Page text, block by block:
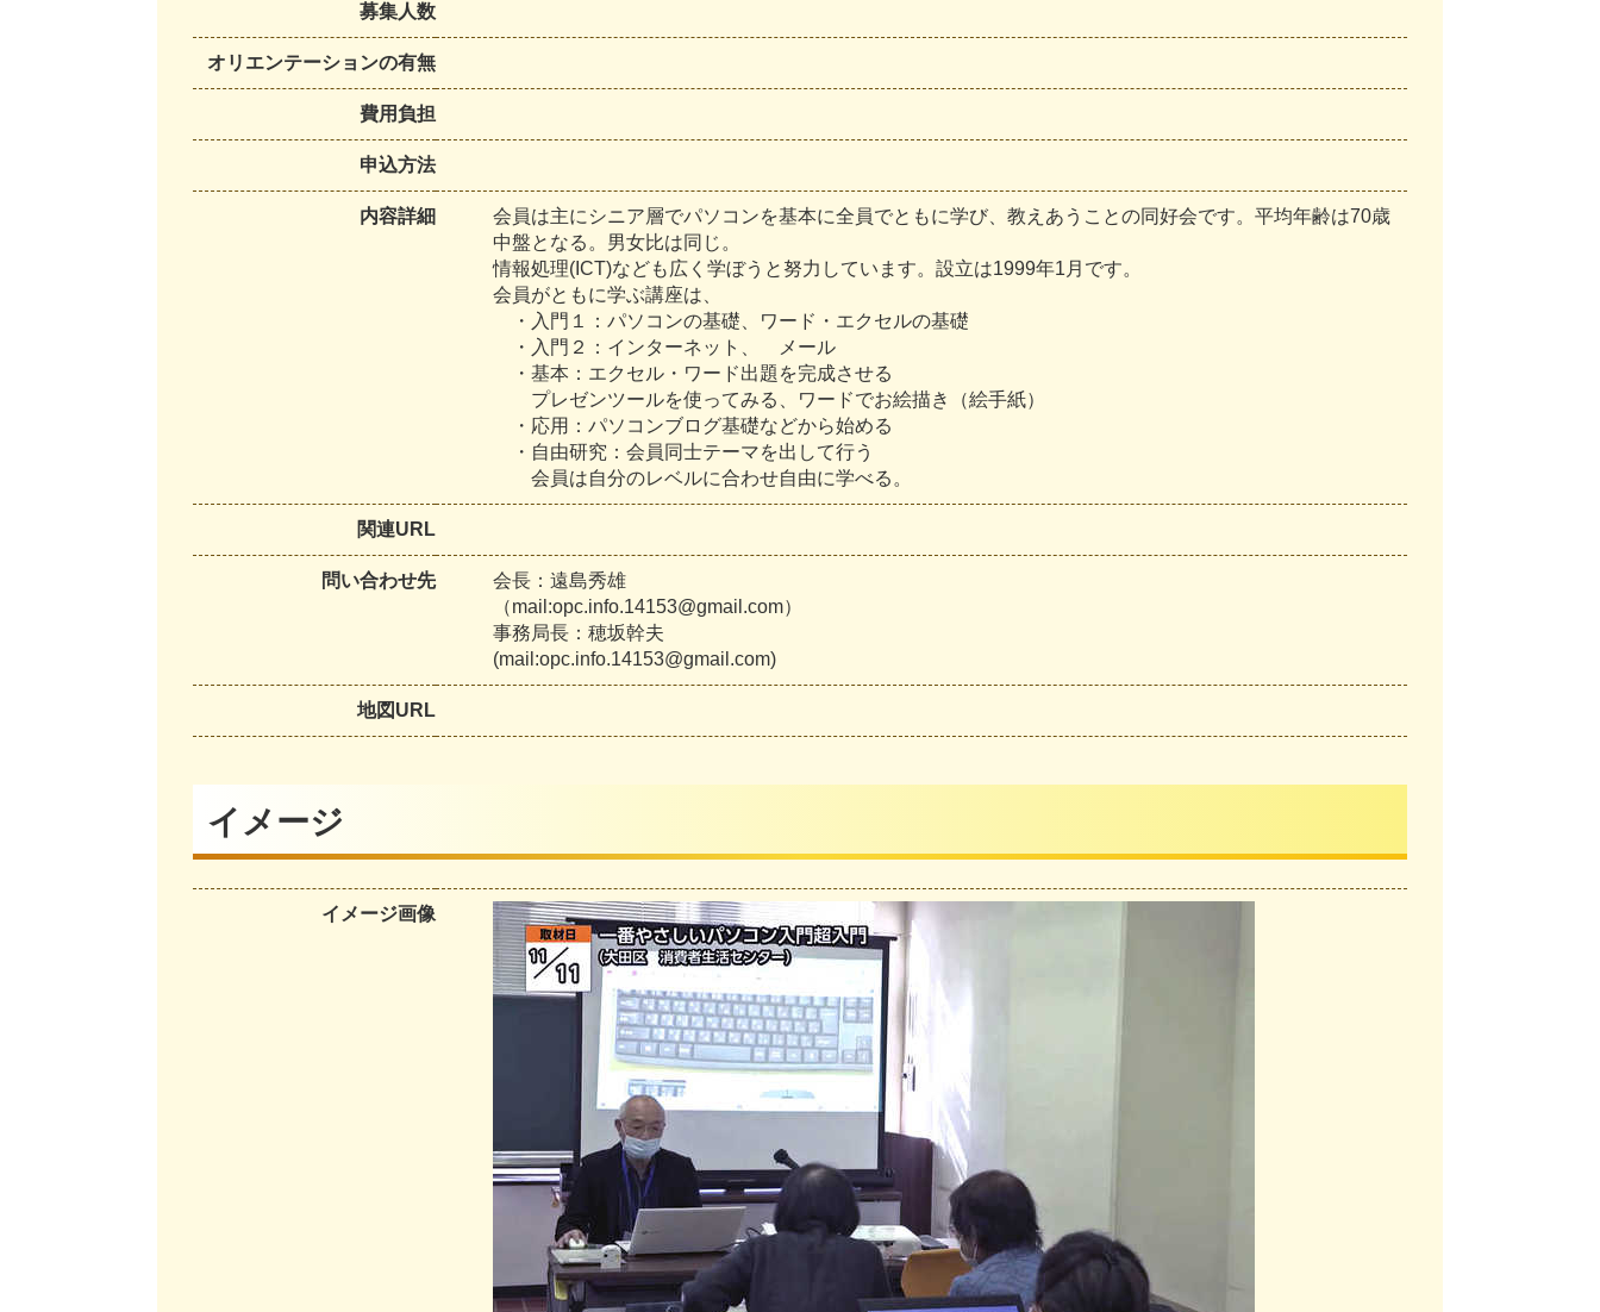
募集人数
オリエンテーションの有無
費用負担
申込方法
内容詳細 会 員は主にシニア層でパソ コ ンを基本に全 員でと もに学び、 教 え あ う こ との同好会です。 平均年齢は70歳
中盤と なる。 男女比は同 じ。
情報処理( CT)なども広 く 学ぼう と 努力 してい ま す。 設立は1999年1月 です。
会 員がと もに学ぶ講座は、
・ 入 門 １ ： パソ コ ンの基礎、 ワー ド ・ エク セルの基礎
・ 入 門 ２ ： イ ンターネッ ト 、 メ ール
・ 基本 ： エク セル ・ ワー ド出題を完成させる
プレゼンツールを使ってみる 、 ワー ドでお絵描き （絵手紙）
・ 応用 ： パソ コ ンブロ グ基礎などから始める
・ 自由研究 ： 会 員 同士テーマを出 して行う
会 員は自分のレベルに合わせ自由に学べる。
関連URL
問い合わせ先 会長 ： 遠島秀雄
（mai :opc.info.14153@gmai .com）
事務局長 ： 穂坂幹夫
(mai :opc.info.14153@gmai .com)
地図URL
イメージ
イメージ画像